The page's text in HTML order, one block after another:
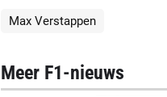
Max Verstappen
Meer F1-nieuws